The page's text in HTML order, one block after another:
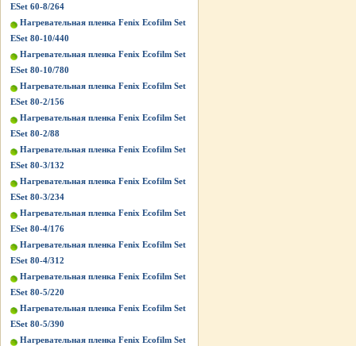
ESet 60-8/264
Нагревательная пленка Fenix Ecofilm Set
ESet 80-10/440
Нагревательная пленка Fenix Ecofilm Set
ESet 80-10/780
Нагревательная пленка Fenix Ecofilm Set
ESet 80-2/156
Нагревательная пленка Fenix Ecofilm Set
ESet 80-2/88
Нагревательная пленка Fenix Ecofilm Set
ESet 80-3/132
Нагревательная пленка Fenix Ecofilm Set
ESet 80-3/234
Нагревательная пленка Fenix Ecofilm Set
ESet 80-4/176
Нагревательная пленка Fenix Ecofilm Set
ESet 80-4/312
Нагревательная пленка Fenix Ecofilm Set
ESet 80-5/220
Нагревательная пленка Fenix Ecofilm Set
ESet 80-5/390
Нагревательная пленка Fenix Ecofilm Set